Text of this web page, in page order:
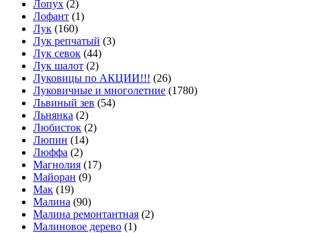
Лопух (2)
Лофант (1)
Лук (160)
Лук репчатый (3)
Лук севок (44)
Лук шалот (2)
Луковицы по АКЦИИ!!! (26)
Луковичные и многолетние (1780)
Львиный зев (54)
Льнянка (2)
Любисток (2)
Люпин (14)
Люффа (2)
Магнолия (17)
Майоран (9)
Мак (19)
Малина (90)
Малина ремонтантная (2)
Малиновое дерево (1)